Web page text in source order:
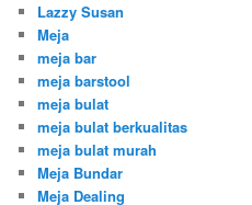
Lazzy Susan
Meja
meja bar
meja barstool
meja bulat
meja bulat berkualitas
meja bulat murah
Meja Bundar
Meja Dealing